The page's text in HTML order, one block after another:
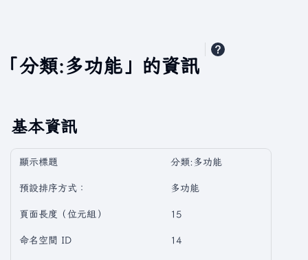
「分類:多功能」的資訊
基本資訊
顯示標題 分類:多功能
預設排序方式： 多功能
頁面長度（位元組） 15
命名空間 ID 14